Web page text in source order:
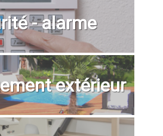
- alarme
extérieur